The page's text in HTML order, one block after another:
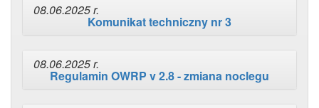
08.06.2025 r.
Komunikat techniczny nr 3
08.06.2025 r.
Regulamin OWRP v 2.8 - zmiana noclegu